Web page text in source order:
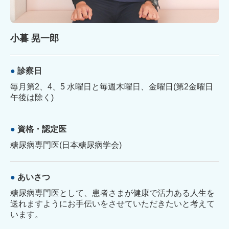
小暮 晃一郎
● 診察日
毎月第2、4、5 水曜日と毎週木曜日、金曜日(第2金曜日
午後は除く)
● 資格・認定医
糖尿病専門医(日本糖尿病学会)
● あいさつ
糖尿病専門医として、患者さまが健康で活力ある人生を
送れますようにお手伝いをさせていただきたいと考えて
います。